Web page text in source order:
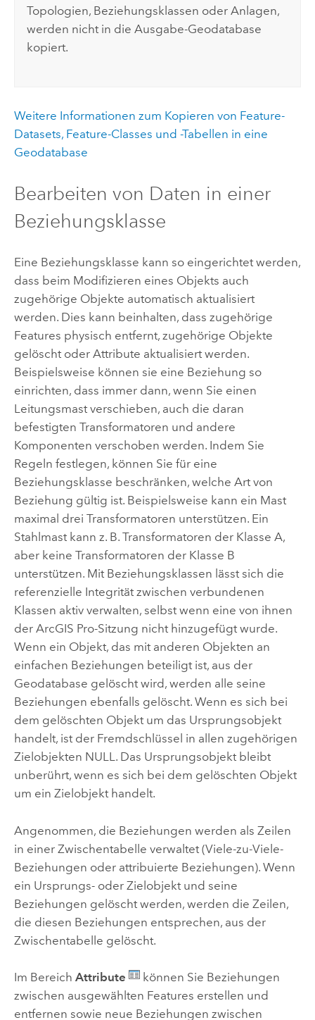
Topologien, Beziehungsklassen oder Anlagen,
werden nicht in die Ausgabe-Geodatabase
kopiert.
Weitere Informationen zum Kopieren von Feature-
Datasets, Feature-Classes und -Tabellen in eine
Geodatabase
Bearbeiten von Daten in einer
Beziehungsklasse
Eine Beziehungsklasse kann so eingerichtet werden,
dass beim Modifizieren eines Objekts auch
zugehörige Objekte automatisch aktualisiert
werden. Dies kann beinhalten, dass zugehörige
Features physisch entfernt, zugehörige Objekte
gelöscht oder Attribute aktualisiert werden.
Beispielsweise können sie eine Beziehung so
einrichten, dass immer dann, wenn Sie einen
Leitungsmast verschieben, auch die daran
befestigten Transformatoren und andere
Komponenten verschoben werden. Indem Sie
Regeln festlegen, können Sie für eine
Beziehungsklasse beschränken, welche Art von
Beziehung gültig ist. Beispielsweise kann ein Mast
maximal drei Transformatoren unterstützen. Ein
Stahlmast kann z. B. Transformatoren der Klasse A,
aber keine Transformatoren der Klasse B
unterstützen. Mit Beziehungsklassen lässt sich die
referenzielle Integrität zwischen verbundenen
Klassen aktiv verwalten, selbst wenn eine von ihnen
der ArcGIS Pro-Sitzung nicht hinzugefügt wurde.
Wenn ein Objekt, das mit anderen Objekten an
einfachen Beziehungen beteiligt ist, aus der
Geodatabase gelöscht wird, werden alle seine
Beziehungen ebenfalls gelöscht. Wenn es sich bei
dem gelöschten Objekt um das Ursprungsobjekt
handelt, ist der Fremdschlüssel in allen zugehörigen
Zielobjekten NULL. Das Ursprungsobjekt bleibt
unberührt, wenn es sich bei dem gelöschten Objekt
um ein Zielobjekt handelt.
Angenommen, die Beziehungen werden als Zeilen
in einer Zwischentabelle verwaltet (Viele-zu-Viele-
Beziehungen oder attribuierte Beziehungen). Wenn
ein Ursprungs- oder Zielobjekt und seine
Beziehungen gelöscht werden, werden die Zeilen,
die diesen Beziehungen entsprechen, aus der
Zwischentabelle gelöscht.
Im Bereich Attribute
können Sie Beziehungen
zwischen ausgewählten Features erstellen und
entfernen sowie neue Beziehungen zwischen